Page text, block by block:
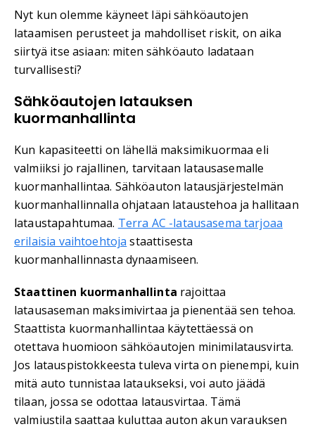
Nyt kun olemme käyneet läpi sähköautojen
lataamisen perusteet ja mahdolliset riskit, on aika
siirtyä itse asiaan: miten sähköauto ladataan
turvallisesti?
Sähköautojen latauksen
kuormanhallinta
Kun kapasiteetti on lähellä maksimikuormaa eli
valmiiksi jo rajallinen, tarvitaan latausasemalle
kuormanhallintaa. Sähköauton latausjärjestelmän
kuormanhallinnalla ohjataan lataustehoa ja hallitaan
lataustapahtumaa. Terra AC -latausasema tarjoaa
erilaisia vaihtoehtoja staattisesta
kuormanhallinnasta dynaamiseen.
Staattinen kuormanhallinta rajoittaa
latausaseman maksimivirtaa ja pienentää sen tehoa.
Staattista kuormanhallintaa käytettäessä on
otettava huomioon sähköautojen minimilatausvirta.
Jos latauspistokkeesta tuleva virta on pienempi, kuin
mitä auto tunnistaa lataukseksi, voi auto jäädä
tilaan, jossa se odottaa latausvirtaa. Tämä
valmiustila saattaa kuluttaa auton akun varauksen